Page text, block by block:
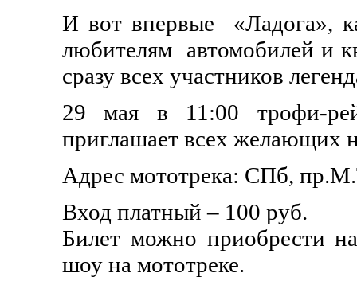
И вот впервые
«Ладога»,
любителям автомобилей и
сразу всех участников
29 мая в 11:00 трофи-
приглашает всех желающих
Адрес мототрека: СПб,
Вход платный – 100 руб.
Билет можно приобрести
шоу на мототреке.